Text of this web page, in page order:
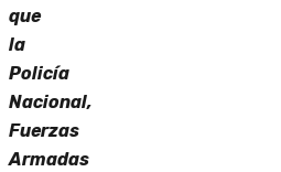
que
la
Policía
Nacional,
Fuerzas
Armadas